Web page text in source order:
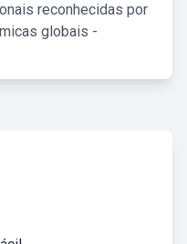
reconhecidas por
globais -